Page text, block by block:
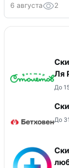
6 августа 2
Ля
До
До